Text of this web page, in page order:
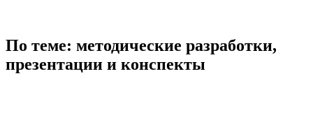
По теме: методические разработки,
презентации и конспекты